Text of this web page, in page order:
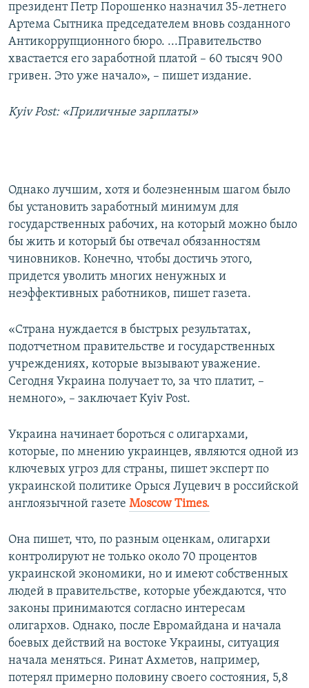
президент Петр Порошенко назначил 35-летнего
Артема Сытника председателем вновь созданного
Антикоррупционного бюро. ...Правительство
хвастается его заработной платой – 60 тысяч 900
гривен. Это уже начало», – пишет издание.
Kyiv Post: «Приличные зарплаты»
Однако лучшим, хотя и болезненным шагом было
бы установить заработный минимум для
государственных рабочих, на который можно было
бы жить и который бы отвечал обязанностям
чиновников. Конечно, чтобы достичь этого,
придется уволить многих ненужных и
неэффективных работников, пишет газета.
«Страна нуждается в быстрых результатах,
подотчетном правительстве и государственных
учреждениях, которые вызывают уважение.
Сегодня Украина получает то, за что платит, –
немного», – заключает Kyiv Post.
Украина начинает бороться с олигархами,
которые, по мнению украинцев, являются одной из
ключевых угроз для страны, пишет эксперт по
украинской политике Орыся Луцевич в российской
англоязычной газете ​ Moscow Times.
Она пишет, что, по разным оценкам, олигархи
контролируют не только около 70 процентов
украинской экономики, но и имеют собственных
людей в правительстве, которые убеждаются, что
законы принимаются согласно интересам
олигархов. Однако, после Евромайдана и начала
боевых действий на востоке Украины, ситуация
начала меняться. Ринат Ахметов, например,
потерял примерно половину своего состояния, 5,8